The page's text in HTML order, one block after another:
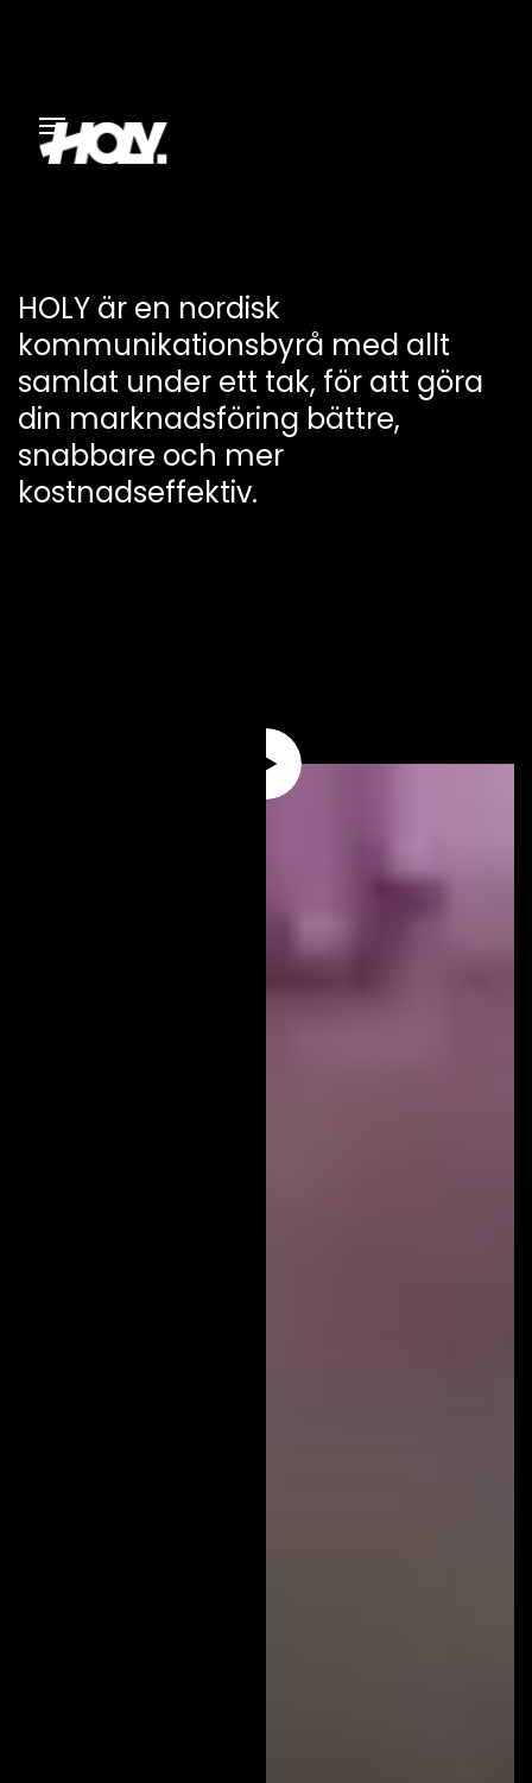
HOLY är en nordisk
kommunikationsbyrå med allt
samlat under ett tak, för att göra
din marknadsföring bättre,
snabbare och mer
kostnadseffektiv.